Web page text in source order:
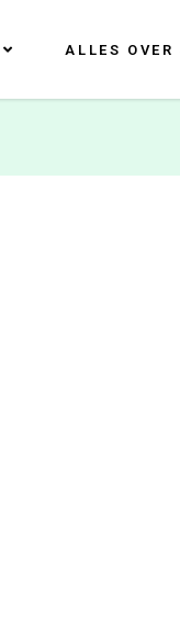
ALLES OVER